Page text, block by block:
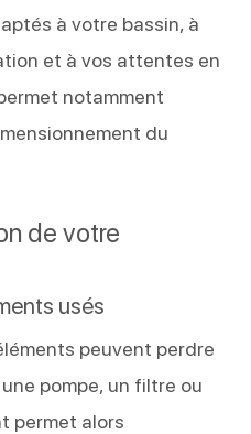
à votre bassin, à
et à vos attentes en
notamment
du
de votre
usés
peuvent perdre
pompe, un filtre ou
permet alors